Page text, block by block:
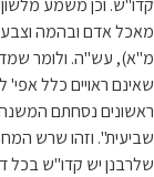
מאכל אדם ובהמה
מ"א), עש"ה. ולומר
שאינם ראויים כלל
ראשונים נסחתם
שביעית". וזהו שרש
שלרבנן יש קדו"ש בכל